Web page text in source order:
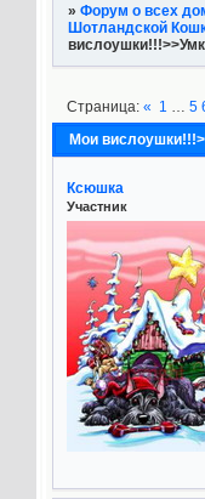
» Форум о всех
Шотландской
Мои
Страница: « 1 … 5
Ксюшка
Участник